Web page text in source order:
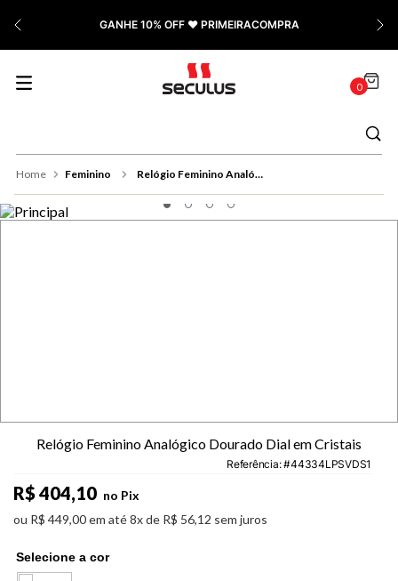
GANHE 10% OFF ❤️ PRIMEIRACOMPRA
0
Feminino Relógio Feminino Analógico Dourado Dial em Cristais
Relógio Feminino Analógico Dourado Dial em Cristais
Referência: 44334LPSVDS1
R$404,10 no Pix
ou R$ 449,00em até8x de R$ 56,12 sem juros
9º